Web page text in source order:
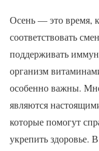
Осень — это время,
соответствовать
поддерживать
организм
особенно важны.
являются
которые помогут
укрепить здоровье.